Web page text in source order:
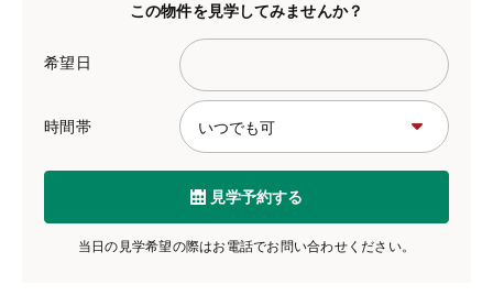
この物件を見学してみませんか？
希望日
時間帯
見学予約する
当日の見学希望の際はお電話でお問い合わせください。